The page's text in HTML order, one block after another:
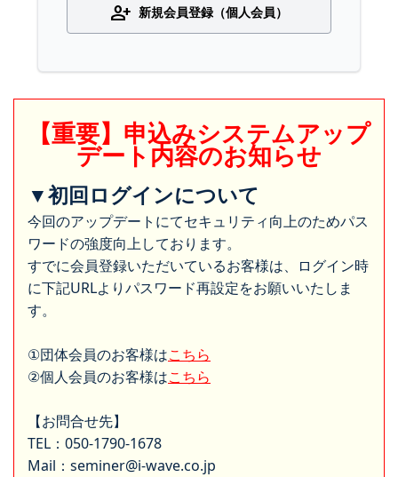
person_add 新規会員登録（個人会員）
【重要】申込みシステムアップ
デート内容のお知らせ
▼初回ログインについて
今回のアップデートにてセキュリティ向上のためパス
ワードの強度向上しております。
すでに会員登録いただいているお客様は、ログイン時
に下記URLよりパスワード再設定をお願いいたしま
す。
①団体会員のお客様はこちら
②個人会員のお客様はこちら
【お問合せ先】
TEL：050-1790-1678
Mail：seminer@i-wave.co.jp